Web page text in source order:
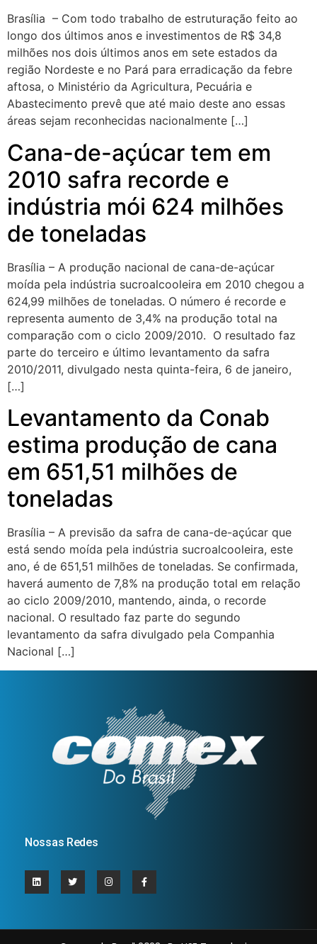
Brasília – Com todo trabalho de estruturação feito ao
longo dos últimos anos e investimentos de R$ 34,8
milhões nos dois últimos anos em sete estados da
região Nordeste e no Pará para erradicação da febre
aftosa, o Ministério da Agricultura, Pecuária e
Abastecimento prevê que até maio deste ano essas
áreas sejam reconhecidas nacionalmente […]
Cana-de-açúcar tem em
2010 safra recorde e
indústria mói 624 milhões
de toneladas
Brasília – A produção nacional de cana-de-açúcar
moída pela indústria sucroalcooleira em 2010 chegou a
624,99 milhões de toneladas. O número é recorde e
representa aumento de 3,4% na produção total na
comparação com o ciclo 2009/2010. O resultado faz
parte do terceiro e último levantamento da safra
2010/2011, divulgado nesta quinta-feira, 6 de janeiro,
[…]
Levantamento da Conab
estima produção de cana
em 651,51 milhões de
toneladas
Brasília – A previsão da safra de cana-de-açúcar que
está sendo moída pela indústria sucroalcooleira, este
ano, é de 651,51 milhões de toneladas. Se confirmada,
haverá aumento de 7,8% na produção total em relação
ao ciclo 2009/2010, mantendo, ainda, o recorde
nacional. O resultado faz parte do segundo
levantamento da safra divulgado pela Companhia
Nacional […]
Nossas Redes